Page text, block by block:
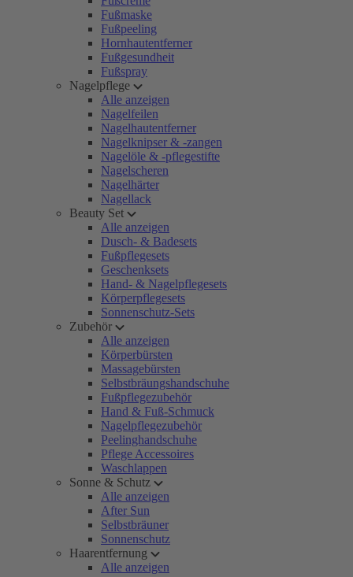
Fußmaske
Fußpeeling
Hornhautentferner
Fußgesundheit
Fußspray
Nagelpflege
Alle anzeigen
Nagelfeilen
Nagelhautentferner
Nagelknipser & -zangen
Nagelöle & -pflegestifte
Nagelscheren
Nagelhärter
Nagellack
Beauty Set
Alle anzeigen
Dusch- & Badesets
Fußpflegesets
Geschenksets
Hand- & Nagelpflegesets
Körperpflegesets
Sonnenschutz-Sets
Zubehör
Alle anzeigen
Körperbürsten
Massagebürsten
Selbstbräungshandschuhe
Fußpflegezubehör
Hand & Fuß-Schmuck
Nagelpflegezubehör
Peelinghandschuhe
Pflege Accessoires
Waschlappen
Sonne & Schutz
Alle anzeigen
After Sun
Selbstbräuner
Sonnenschutz
Haarentfernung
Alle anzeigen